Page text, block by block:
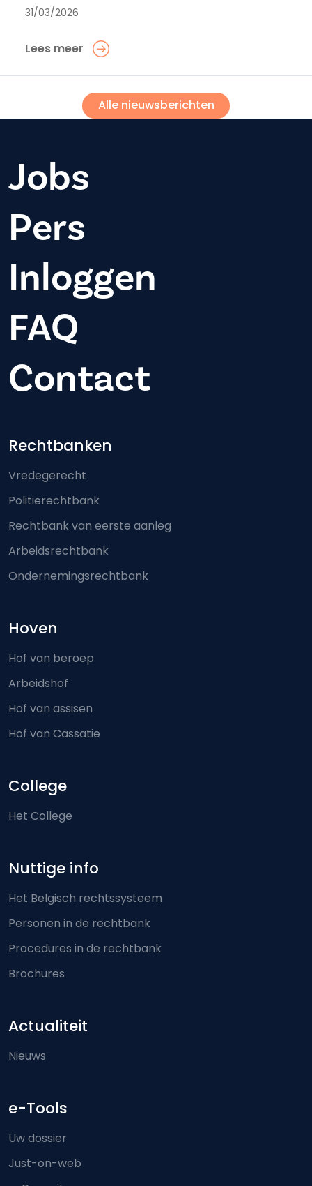
31/03/2026
Lees meer
Alle nieuwsberichten
Jobs
Pers
Inloggen
FAQ
Contact
Footer-menu
Rechtbanken
Vredegerecht
Politierechtbank
Rechtbank van eerste aanleg
Arbeidsrechtbank
Ondernemingsrechtbank
Hoven
Hof van beroep
Arbeidshof
Hof van assisen
Hof van Cassatie
College
Het College
Nuttige info
Het Belgisch rechtssysteem
Personen in de rechtbank
Procedures in de rechtbank
Brochures
Actualiteit
Nieuws
e-Tools
Uw dossier
Just-on-web